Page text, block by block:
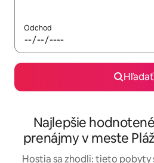
Odchod
Hľadať
Najlepšie
prenájmy v meste
Hostia sa zhodli: tieto pobyty